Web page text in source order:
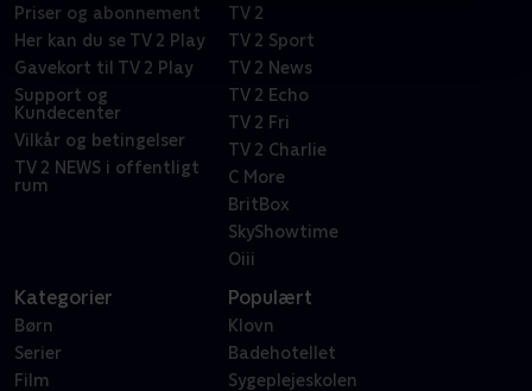
Priser og abonnement
Her kan du se TV 2 Play
Gavekort til TV 2 Play
Support og
Kundecenter
Vilkår og betingelser
TV 2 NEWS i offentligt
rum
TV 2
TV 2 Sport
TV 2 News
TV 2 Echo
TV 2 Fri
TV 2 Charlie
C More
BritBox
SkyShowtime
Oiii
Kategorier
Børn
Serier
Film
Populært
Klovn
Badehotellet
Sygeplejeskolen